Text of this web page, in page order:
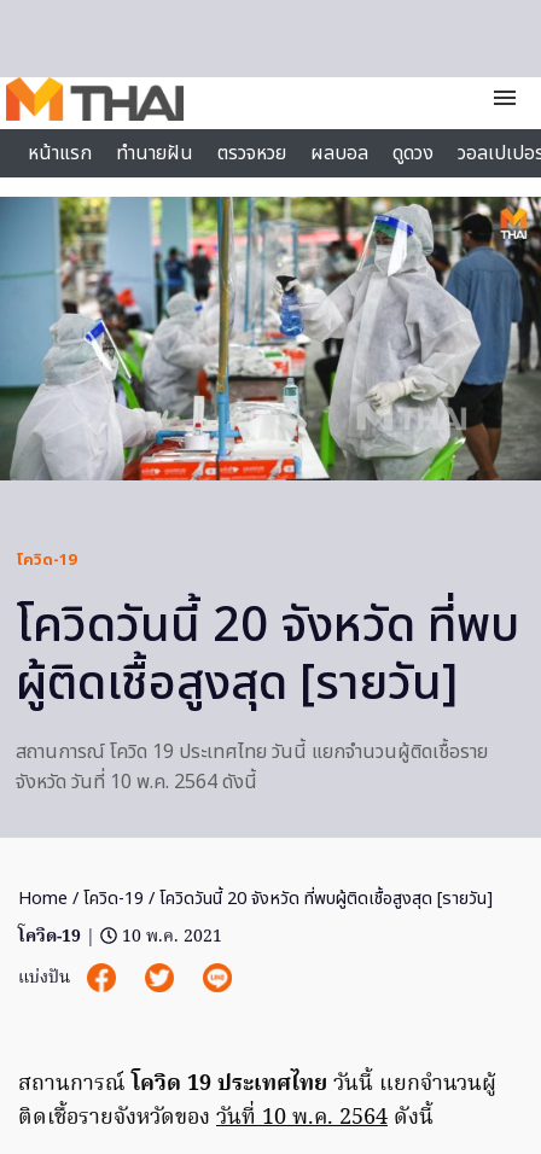
menu
หน้าแรก
ทำนายฝัน ตรวจหวย ผลบอล ดูดวง
วอลเปเป
ไลฟ์สไตล์
โควิด-19
โควิดวันนี้ 20 จังหวัด ที่พบ
ผู้ติดเชื้อสูงสุด [รายวัน]
สถานการณ์ โควิด 19 ประเทศไทย วันนี้ แยกจำนวนผู้ติดเชื้อราย
จังหวัด วันที่ 10 พ.ค. 2564 ดังนี้
Home /โควิด-19 / โควิดวันนี้ 20 จังหวัด ที่พบผู้ติดเชื้อสูงสุด [รายวัน]
โควิด-19 |
10 พ.ค. 2021
แบ่งปัน
สถานการณ์โควิด 19 ประเทศไทย วันนี้ แยกจำนวนผู้
ติดเชื้อรายจังหวัดของ วันที่ 10 พ.ค. 2564 ดังนี้